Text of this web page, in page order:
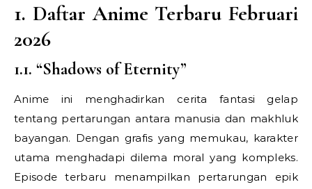
1. Daftar Anime Terbaru Februari
2026
1.1. “Shadows of Eternity”
Anime ini menghadirkan cerita fantasi gelap
tentang pertarungan antara manusia dan makhluk
bayangan. Dengan grafis yang memukau, karakter
utama menghadapi dilema moral yang kompleks.
Episode terbaru menampilkan pertarungan epik